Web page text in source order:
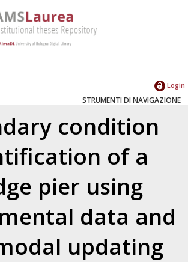
Login
STRUMENTI DI NAVIGAZIONE
condition
of a
pier using
data and
updating